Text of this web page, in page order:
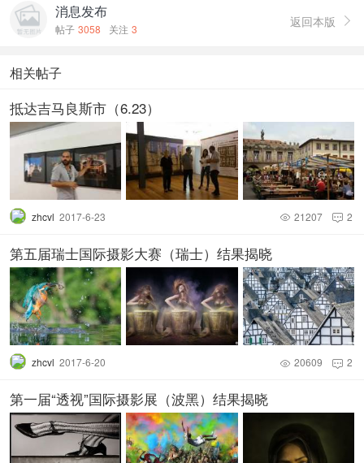
消息发布
帖子 3058 关注 3 返回本版 
相关帖子
抵达吉马良斯市（6.23）
zhcvl 2017-6-23  2
 21207
第五届瑞士国际摄影大赛（瑞士）结果揭晓
zhcvl 2017-6-20  2
 20609
第一届“透视”国际摄影展（波黑）结果揭晓